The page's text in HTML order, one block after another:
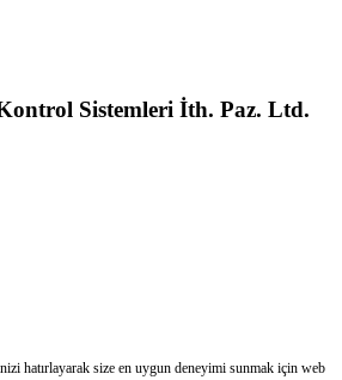
Sistemleri İth. Paz. Ltd.
hatırlayarak size en uygun deneyimi sunmak için web